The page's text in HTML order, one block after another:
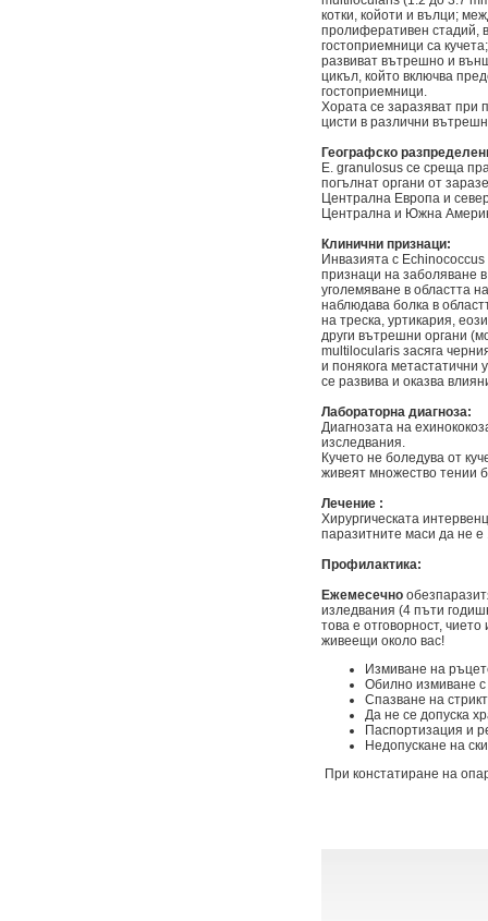
котки, койоти и вълци;
пролиферативен стадий,
гостоприемници са
развиват вътрешно и
цикъл, който включва
гостоприемници.
Хората се заразяват при
цисти в различни
Географско
E. granulosus се среща
погълнат органи от
Централна Европа и
Централна и Южна
Клинични признаци:
Инвазията с
признаци на заболяване
уголемяване в областта
наблюдава болка в
на треска, уртикария,
други вътрешни органи
multilocularis засяга
и понякога метастатични
се развива и оказва
Лабораторна диагноза:
Диагнозата на
изследвания.
Кучето не боледува от
живеят множество тении
Лечение :
Хирургическата
паразитните маси да не
Профилактика:
Ежемесечно
изледвания (4 пъти
това е отговорност,
живеещи около вас!
Измиване на
Обилно измиване с
Спазване на
Да не се допуска
Паспортизация и
Недопускане на
При констатиране на